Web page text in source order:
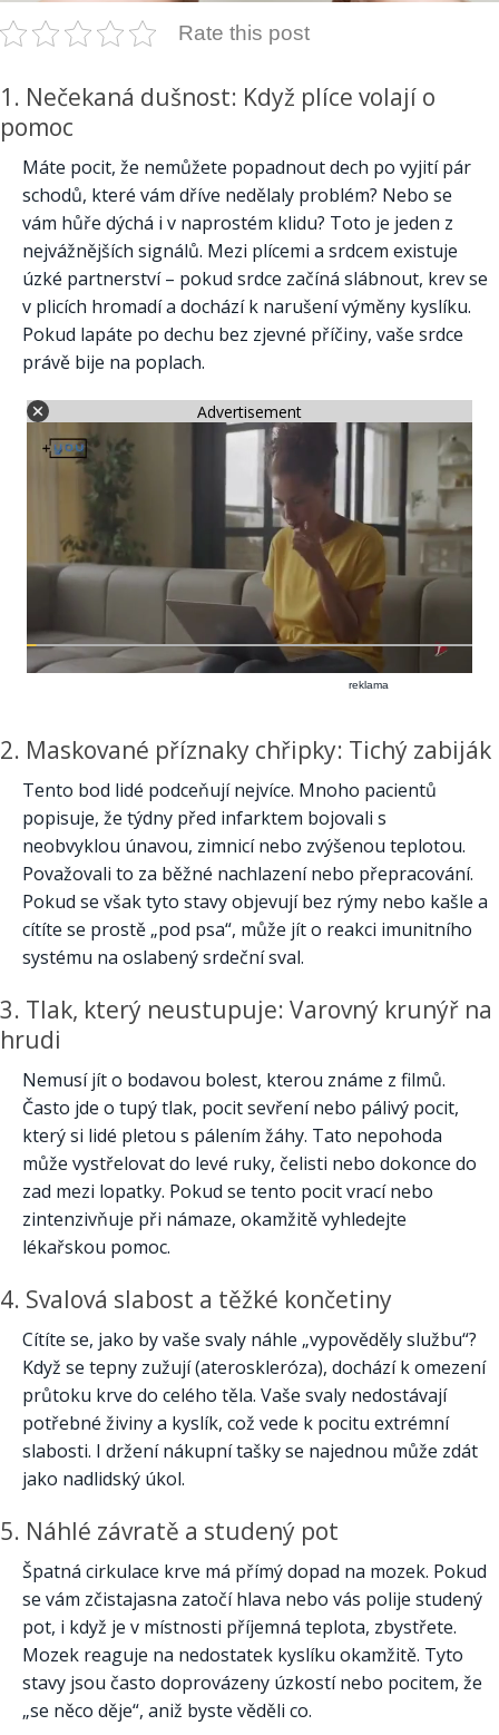
Rate this post
1. Nečekaná dušnost: Když plíce volají o
pomoc
Máte pocit, že nemůžete popadnout dech po vyjití pár
schodů, které vám dříve nedělaly problém? Nebo se
vám hůře dýchá i v naprostém klidu? Toto je jeden z
nejvážnějších signálů. Mezi plícemi a srdcem existuje
úzké partnerství – pokud srdce začíná slábnout, krev se
v plicích hromadí a dochází k narušení výměny kyslíku.
Pokud lapáte po dechu bez zjevné příčiny, vaše srdce
právě bije na poplach.
Advertisement
reklama
2. Maskované příznaky chřipky: Tichý zabiják
Tento bod lidé podceňují nejvíce. Mnoho pacientů
popisuje, že týdny před infarktem bojovali s
neobvyklou únavou, zimnicí nebo zvýšenou teplotou.
Považovali to za běžné nachlazení nebo přepracování.
Pokud se však tyto stavy objevují bez rýmy nebo kašle a
cítíte se prostě „pod psa“, může jít o reakci imunitního
systému na oslabený srdeční sval.
3. Tlak, který neustupuje: Varovný krunýř na
hrudi
Nemusí jít o bodavou bolest, kterou známe z filmů.
Často jde o tupý tlak, pocit sevření nebo pálivý pocit,
který si lidé pletou s pálením žáhy. Tato nepohoda
může vystřelovat do levé ruky, čelisti nebo dokonce do
zad mezi lopatky. Pokud se tento pocit vrací nebo
zintenzivňuje při námaze, okamžitě vyhledejte
lékařskou pomoc.
4. Svalová slabost a těžké končetiny
Cítíte se, jako by vaše svaly náhle „vypověděly službu“?
Když se tepny zužují (ateroskleróza), dochází k omezení
průtoku krve do celého těla. Vaše svaly nedostávají
potřebné živiny a kyslík, což vede k pocitu extrémní
slabosti. I držení nákupní tašky se najednou může zdát
jako nadlidský úkol.
5. Náhlé závratě a studený pot
Špatná cirkulace krve má přímý dopad na mozek. Pokud
se vám zčistajasna zatočí hlava nebo vás polije studený
pot, i když je v místnosti příjemná teplota, zbystřete.
Mozek reaguje na nedostatek kyslíku okamžitě. Tyto
stavy jsou často doprovázeny úzkostí nebo pocitem, že
„se něco děje“, aniž byste věděli co.